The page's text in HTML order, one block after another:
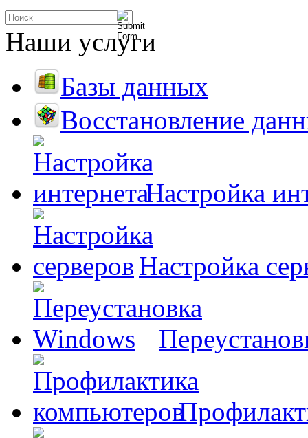
Наши услуги
Базы данных
Восстановление
Настройка
Настройка